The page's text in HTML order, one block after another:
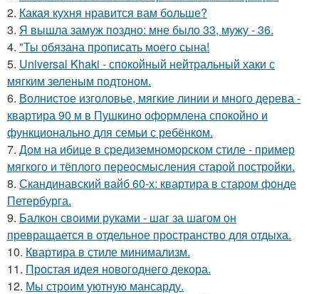
2. Какая кухня нравится вам больше?
3. Я вышла замуж поздно: мне было 33, мужу - 36.
4. "Ты обязана прописать моего сына!
5. Universal Khaki - спокойный нейтральный хаки с
мягким зеленым подтоном.
6. Волнистое изголовье, мягкие линии и много дерева -
квартира 90 м в Пушкино оформлена спокойно и
функционально для семьи с ребёнком.
7. Дом на ибице в средиземноморском стиле - пример
мягкого и тёплого переосмысления старой постройки.
8. Скандинавский вайб 60-х: квартира в старом фонде
Петербурга.
9. Балкон своими руками - шаг за шагом он
превращается в отдельное пространство для отдыха.
10. Квартира в стиле минимализм.
11. Простая идея новогоднего декора.
12. Мы строим уютную мансарду.